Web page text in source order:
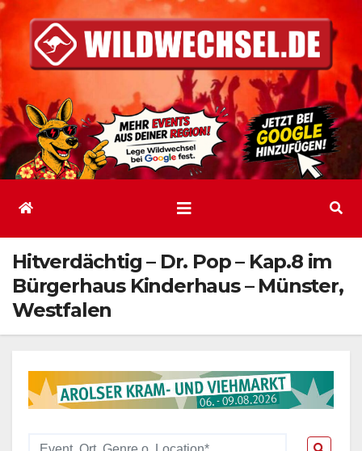
Inhalt
springen
Hitverdächtig – Dr. Pop – Kap.8 im
Bürgerhaus Kinderhaus – Münster,
Westfalen